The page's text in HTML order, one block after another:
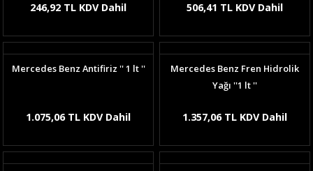
246,92 TL KDV Dahil 506,41 TL KDV Dahil
Mercedes Benz Antifiriz '' 1 lt ''
1.075,06 TL KDV Dahil
Mercedes Benz Fren Hidrolik
Yağı ''1 lt ''
1.357,06 TL KDV Dahil